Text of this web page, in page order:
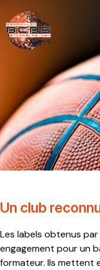
Un club
Les labels obtenus
engagement pour un
formateur. Ils mettent